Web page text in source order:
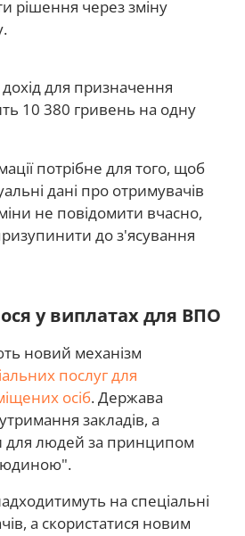
рішення через зміну
для призначення
10 380 гривень на одну
потрібне для того, щоб
дані про отримувачів
не повідомити вчасно,
до з'ясування
у виплатах для ВПО
новий механізм
послуг для
осіб. Держава
закладів, а
для людей за принципом
на спеціальні
а скористатися новим